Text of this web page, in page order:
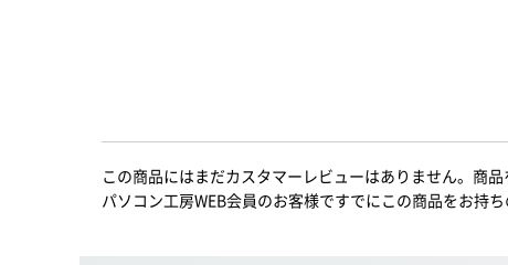
この商品にはまだカスタマーレビューはありません。商
パソコン工房WEB会員のお客様ですでにこの商品をお持